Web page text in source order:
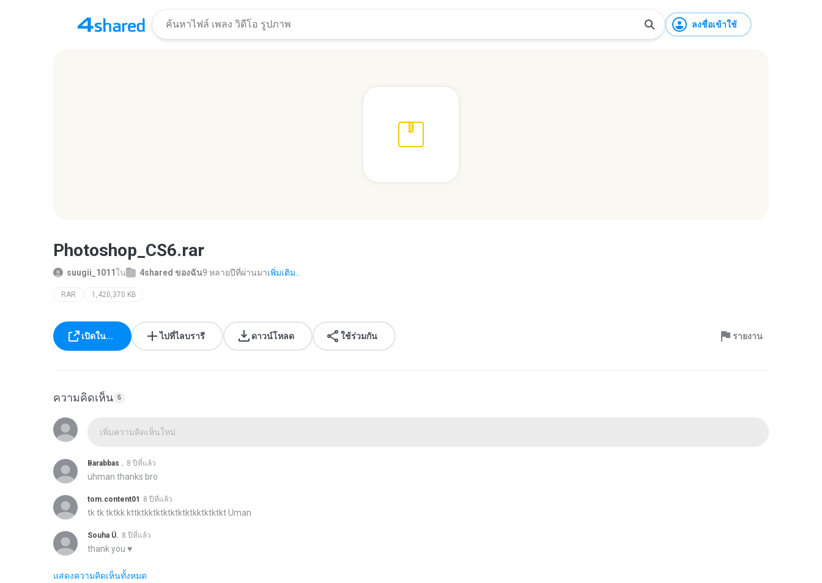
ลงชื่อเข้าใช้
Photoshop_CS6.rar
suugii_1011ใน 4shared ของฉัน9 หลายปีที่ผ่านมาเพิ่มเติม...
RAR 1,420,370 KB
เปิดใน... ไปที่ไลบรารี ดาวน์โหลด ใช้ร่วมกัน รายงาน
ความคิดเห็น 5
เพิ่มความคิดเห็นใหม่
Barabbas . 8 ปีที่แล้ว
uhman thanks bro
tom.content01 8 ปีที่แล้ว
tk tk tktkk kttktkktktktktktktkktktktkt Uman
Souha Ü. 8 ปีที่แล้ว
thank you ♥
แสดงความคิดเห็นทั้งหมด